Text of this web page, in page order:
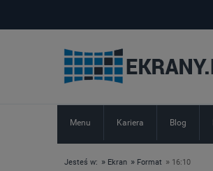
Menu Kariera Blog
Jesteś w: » Ekran » Format » 16:10